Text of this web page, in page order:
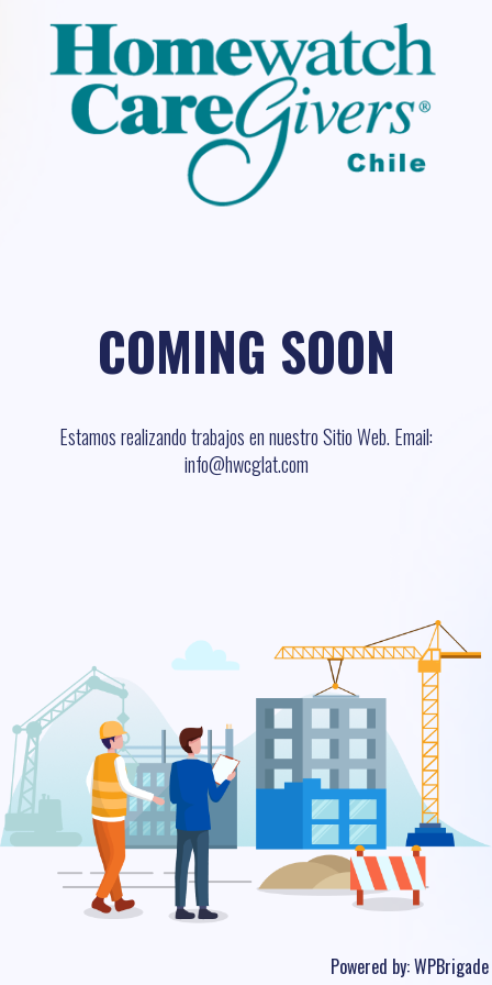
COMING SOON
Estamos realizando trabajos en nuestro Sitio Web. Email:
info@hwcglat.com
Powered by:WPBrigade